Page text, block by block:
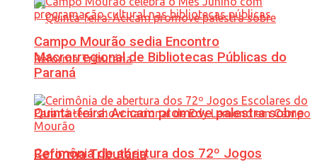
Quinta-feira: Acicam promove palestra sobre
Reforma Tributária
Campo Mourão sedia Encontro
Macrorregional de Bibliotecas Públicas do
Paraná
Cerimônia de abertura dos 72º Jogos